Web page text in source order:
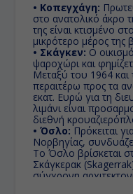
• Κοπεγχάγη:
στο ανατολικό άκρο
της είναι κτισμένο
μικρότερο μέρος της
• Σκάγκεν: Ο
ψαροχώρι και
Μεταξύ του 1964 και
περαιτέρω προς τα
εκατ. Ευρώ για τη
λιμάνι είναι
διεθνή
• Όσλο: Πρόκειται
Νορβηγίας,
Το Όσλο βρίσκεται
Σκάγκερακ
σύγχρονη
συναρπαστική